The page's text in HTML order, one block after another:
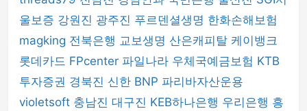
울보증 강원진 광주진 푸르덴셜생명 한화손해보험
magking 전북은행 교보생명 산은캐피탈 케이뱅크
롯데카드 FPcenter 파일나라 우체국예금보험 KTB
투자증권 경북진 신한 BNP 파리바자산운용
violetsoft 충남진 대구진 KEB하나은행 우리은행 흥